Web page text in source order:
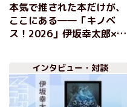
本気で推された本だけが、
ここにある――「キノベ
ス！2026」伊坂幸太郎×雨
インタビュー・対談